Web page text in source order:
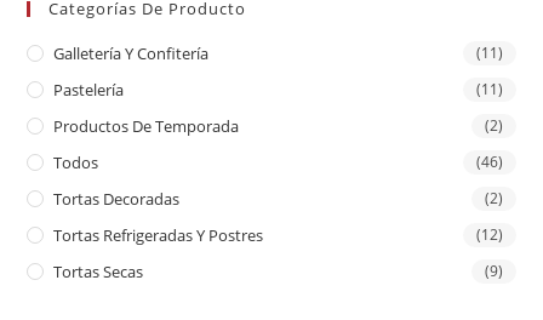
Categorías De Producto
Galletería Y Confitería (11)
Pastelería (11)
Productos De Temporada (2)
Todos (46)
Tortas Decoradas (2)
Tortas Refrigeradas Y Postres (12)
Tortas Secas (9)